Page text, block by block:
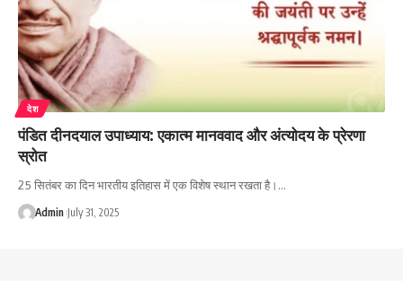
देश
पंडित दीनदयाल उपाध्याय: एकात्म मानववाद और अंत्योदय के प्रेरणा
स्रोत
25 सितंबर का दिन भारतीय इतिहास में एक विशेष स्थान रखता है।…
Admin July 31, 2025